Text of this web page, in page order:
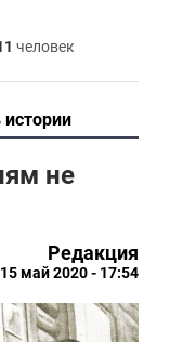
человек
истории
не
Редакция
15 май 2020 - 17:54